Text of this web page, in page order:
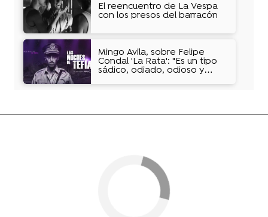
El reencuentro de La Vespa
con los presos del barracón
Mingo Ávila, sobre Felipe
Condal 'La Rata': "Es un tipo
sádico, odiado, odioso y